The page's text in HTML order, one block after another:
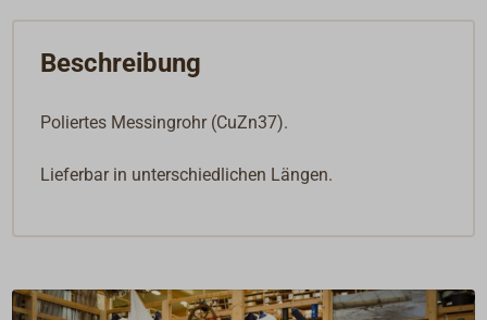
Beschreibung
Poliertes Messingrohr (CuZn37).
Lieferbar in unterschiedlichen Längen.